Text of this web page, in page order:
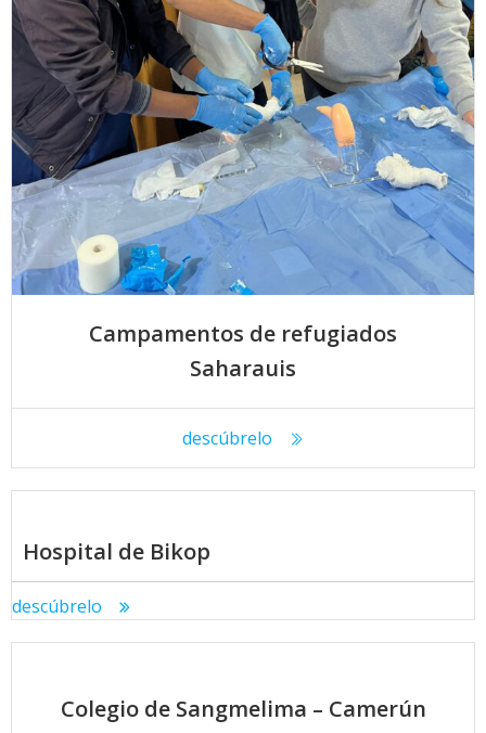
Campamentos de refugiados
Saharauis
descúbrelo
Hospital de Bikop
descúbrelo
Colegio de Sangmelima – Camerún